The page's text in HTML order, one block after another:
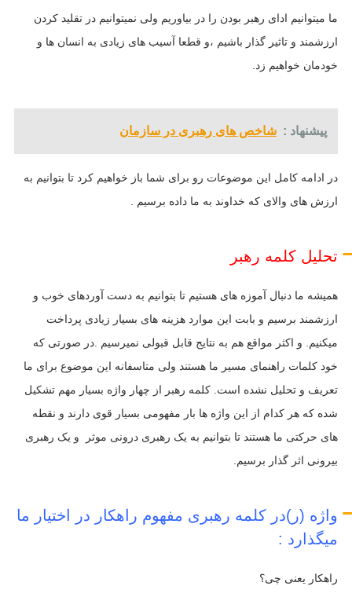
ما میتوانیم ادای رهبر بودن را در بیاوریم ولی نمیتوانیم در تقلید کردن
ارزشمند و تاثیر گذار باشیم ،و قطعا آسیب های زیادی به انسان ها و
خودمان خواهیم زد.
پیشنهاد : شاخص های رهبری در سازمان
در ادامه کامل این موضوعات رو برای شما باز خواهیم کرد تا بتوانیم به
ارزش های والای که خداوند به ما داده برسیم .
تحلیل کلمه رهبر
همیشه ما دنبال آموزه های هستیم تا بتوانیم به دست آوردهای خوب و
ارزشمند برسیم و بابت این موارد هزینه های بسیار زیادی پرداخت
میکنیم. و اکثر مواقع هم به نتایج قابل قبولی نمیرسیم .در صورتی که
خود کلمات راهنمای مسیر ما هستند ولی متاسفانه این موضوع برای ما
تعریف و تحلیل نشده است. کلمه رهبر از چهار واژه بسیار مهم تشکیل
شده که هر کدام از این واژه ها بار مفهومی بسیار قوی دارند و نقطه
های حرکتی ما هستند تا بتوانیم به یک رهبری درونی موثر و یک رهبری
بیرونی اثر گذار برسیم.
واژه (ر)در کلمه رهبری مفهوم راهکار در اختیار ما
میگذارد :
راهکار یعنی چی؟